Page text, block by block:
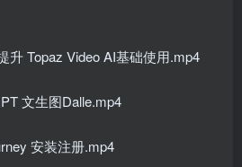
升 Topaz Video AI基础使用.mp4
文生图Dalle.mp4
安装注册.mp4